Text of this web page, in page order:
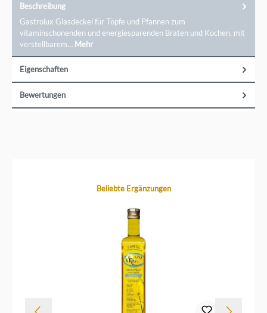
Warentest wegen ihrer guten Eigenschaften zu den besten
im Test. Bereits vor einigen Jahren wurde mit Gastrolux
Kochgeschirr die Weltmeisterschaft der Köche gewonnen.
Während viele Hersteller die Fertigung inzwischen
ausgelagert haben, stellt Gastrolux das beschichtete
Dänemark her und kann so für eine gleichbleibend hohe
Qualität garantieren. Gastrolux Kochgeschirr &nbsp;
&nbsp; &nbsp; Bratpfannen Flache Pfannenmit 4 cm Höhe
Schmorpfannen Hohe Pfannenmit 6 - 7 cm Höhe
Servierpfannen Hohe Pfannen mit2 backofenfesten Griffen
Viereckpfannen Hohe viereckige Pfannen &nbsp; &nbsp;
ist eine Weiterentwicklung der Biotan, Nano und Titan 2001
Antihaft Beschichtungen. Seit 2012 wird das Gastrolux
geliefert.&nbsp;Biotan Plus&nbsp;ist noch besser als der
Vorgänger Biotan. Bei Bedarf kann die Biotan Plus
Beschichtung erneuert werden! Die Beschichtung Biotan
Plus ist äußerst langlebig, hitzefest, PTFE-arm, PFOS
und&nbsp;PFOA-frei. Daher werden Gastrolux Pfannen und
Töpfe gerne auch in der anspruchsvollen Gastronomie
eingesetzt. In der Biotan Beschichtung ist Titan enthalten,
dass besonders hochwertig und lebensmittelecht ist. Die
Gastrolux Biotan Beschichtung wird daher häufig auch als
Titan Beschichtung bezeichnet. Alle Pfannen und Töpfe von
Gastrolux sind auch in der für den Induktionsherd
geeigneten Ausführung Induo verfügbar. Die normalen
Gastrolux Pfannen und Töpfe sind für alle gängigen
Beschreibung
Gastrolux Glasdeckel für Töpfe und Pfannen zum
vitaminschonenden und energiesparenden Braten und Kochen. mit
verstellbarem… Mehr
Eigenschaften
Bewertungen
Produktgalerie überspringenBeliebte Ergänzungen